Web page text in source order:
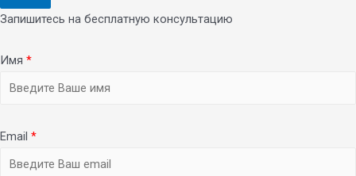
Запишитесь на бесплатную консультацию
Имя *
Email *